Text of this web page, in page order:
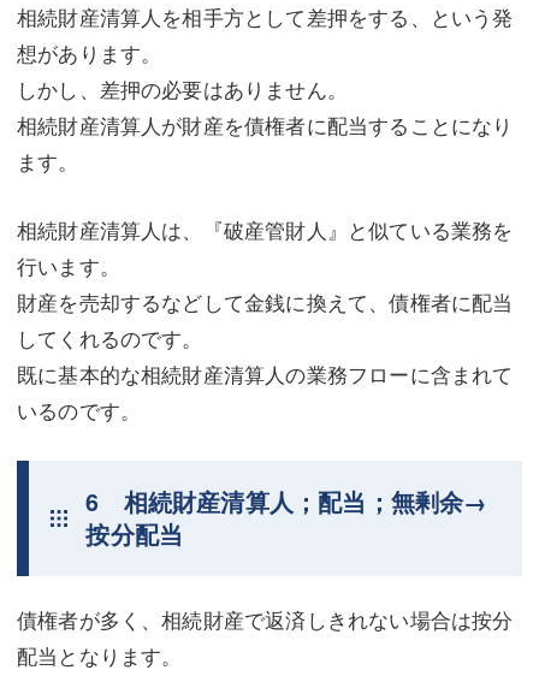
相続財産清算人を相手方として差押をする、という発
想があります。
しかし、差押の必要はありません。
相続財産清算人が財産を債権者に配当することになり
ます。
相続財産清算人は、『破産管財人』と似ている業務を
行います。
財産を売却するなどして金銭に換えて、債権者に配当
してくれるのです。
既に基本的な相続財産清算人の業務フローに含まれて
いるのです。
6 相続財産清算人；配当；無剰余→
按分配当
債権者が多く、相続財産で返済しきれない場合は按分
配当となります。